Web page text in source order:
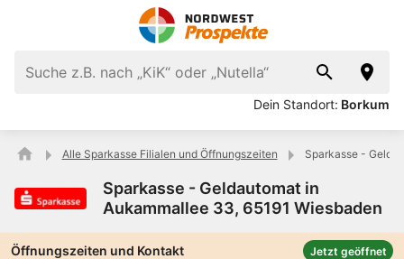
Dein Standort: Borkum
Alle Sparkasse Filialen und Öffnungszeiten Sparkasse -
Sparkasse - Geldautomat in
Aukammallee 33, 65191 Wiesbaden
Öffnungszeiten und Kontakt Jetzt geöffnet